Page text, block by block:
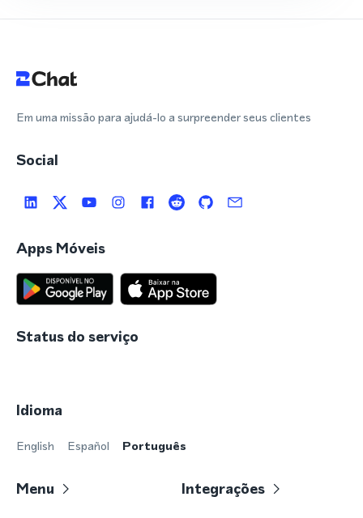
Em uma missão para ajudá-lo a surpreender seus clientes
Social
Apps Móveis
Status do serviço
Idioma
English Español Português
Menu Integrações